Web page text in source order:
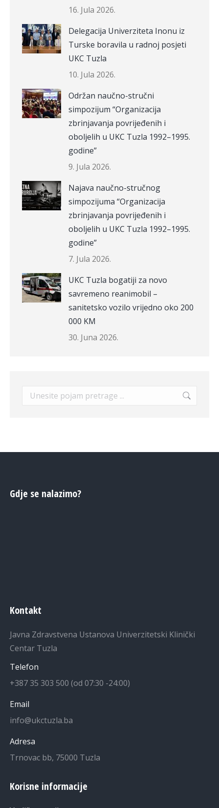
16. Jula 2026.
Delegacija Univerziteta Inonu iz
Turske boravila u radnoj posjeti
UKC Tuzla
10. Jula 2026.
Održan naučno-stručni
simpozijum “Organizacija
zbrinjavanja povrijeđenih i
oboljelih u UKC Tuzla 1992–1995.
godine”
9. Jula 2026.
Najava naučno-stručnog
simpozijuma “Organizacija
zbrinjavanja povrijeđenih i
oboljelih u UKC Tuzla 1992–1995.
godine”
7. Jula 2026.
UKC Tuzla bogatiji za novo
savremeno reanimobil –
sanitetsko vozilo vrijedno oko 200
000 KM
30. Juna 2026.
Search:
Gdje se nalazimo?
Kontakt
Javna Zdravstvena Ustanova Univerzitetski Klinički
Centar Tuzla
Telefon
+387 35 303 500 (od 07:30 -24:00)
Email
info@ukctuzla.ba
Adresa
Trnovac bb, 75000 Tuzla
Korisne informacije